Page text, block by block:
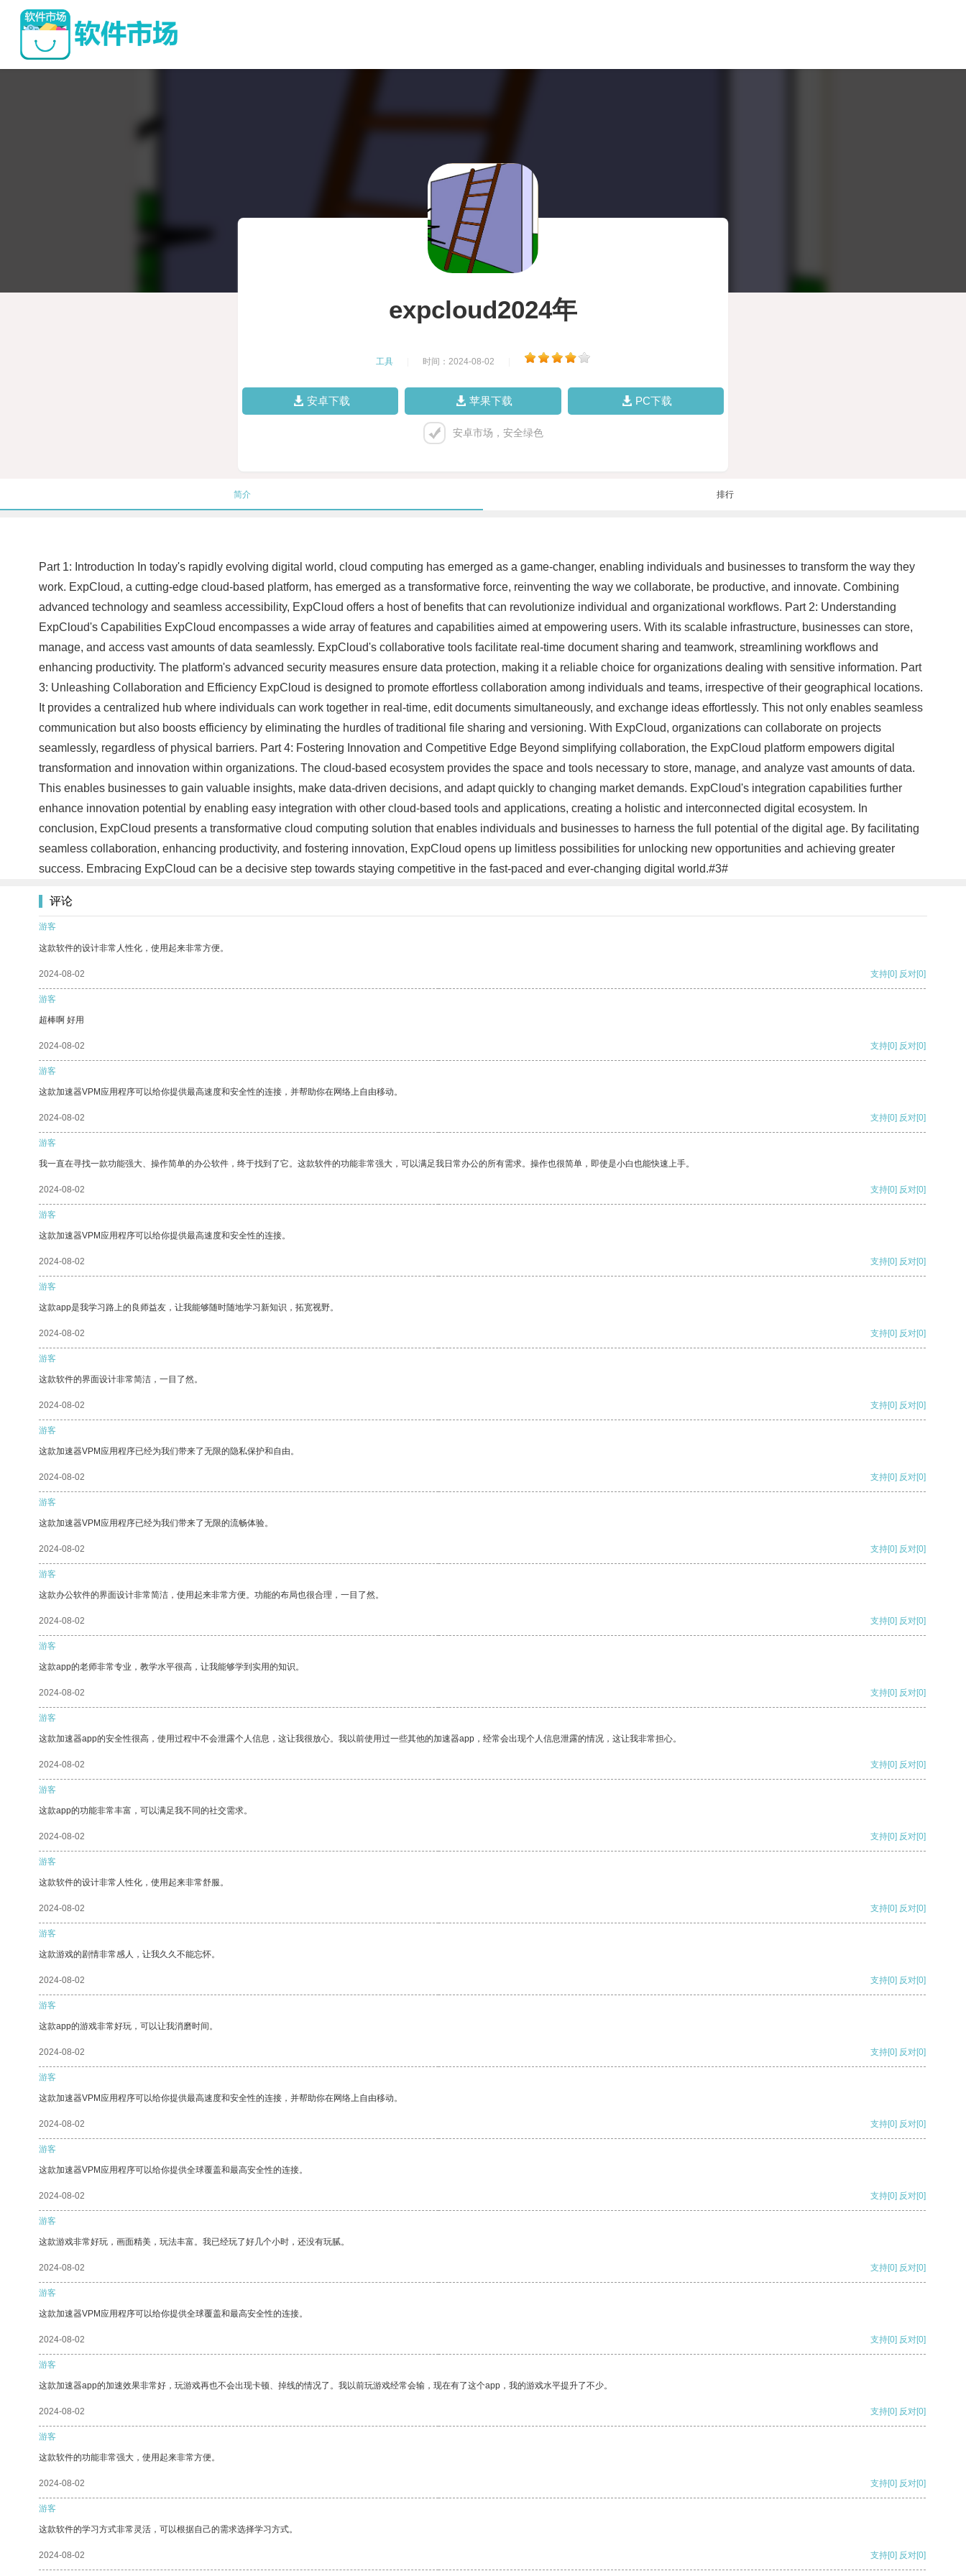
expcloud2024年
工具 时间：2024-08-02
安卓下载 苹果下载 PC下载
安卓市场，安全绿色
简介 排行
Part 1: Introduction In today's rapidly evolving digital world, cloud computing has emerged as a game-changer, enabling individuals and businesses to transform the way they
work. ExpCloud, a cutting-edge cloud-based platform, has emerged as a transformative force, reinventing the way we collaborate, be productive, and innovate. Combining
advanced technology and seamless accessibility, ExpCloud offers a host of benefits that can revolutionize individual and organizational workflows. Part 2: Understanding
ExpCloud's Capabilities ExpCloud encompasses a wide array of features and capabilities aimed at empowering users. With its scalable infrastructure, businesses can store,
manage, and access vast amounts of data seamlessly. ExpCloud's collaborative tools facilitate real-time document sharing and teamwork, streamlining workflows and
enhancing productivity. The platform's advanced security measures ensure data protection, making it a reliable choice for organizations dealing with sensitive information. Part
3: Unleashing Collaboration and Efficiency ExpCloud is designed to promote effortless collaboration among individuals and teams, irrespective of their geographical locations.
It provides a centralized hub where individuals can work together in real-time, edit documents simultaneously, and exchange ideas effortlessly. This not only enables seamless
communication but also boosts efficiency by eliminating the hurdles of traditional file sharing and versioning. With ExpCloud, organizations can collaborate on projects
seamlessly, regardless of physical barriers. Part 4: Fostering Innovation and Competitive Edge Beyond simplifying collaboration, the ExpCloud platform empowers digital
transformation and innovation within organizations. The cloud-based ecosystem provides the space and tools necessary to store, manage, and analyze vast amounts of data.
This enables businesses to gain valuable insights, make data-driven decisions, and adapt quickly to changing market demands. ExpCloud's integration capabilities further
enhance innovation potential by enabling easy integration with other cloud-based tools and applications, creating a holistic and interconnected digital ecosystem. In
conclusion, ExpCloud presents a transformative cloud computing solution that enables individuals and businesses to harness the full potential of the digital age. By facilitating
seamless collaboration, enhancing productivity, and fostering innovation, ExpCloud opens up limitless possibilities for unlocking new opportunities and achieving greater
success. Embracing ExpCloud can be a decisive step towards staying competitive in the fast-paced and ever-changing digital world.#3#
评论
游客
这款软件的设计非常人性化，使用起来非常方便。
2024-08-02 支持[0] 反对[0]
游客
超棒啊 好用
2024-08-02 支持[0] 反对[0]
游客
这款加速器VPM应用程序可以给你提供最高速度和安全性的连接，并帮助你在网络上自由移动。
2024-08-02 支持[0] 反对[0]
游客
我一直在寻找一款功能强大、操作简单的办公软件，终于找到了它。这款软件的功能非常强大，可以满足我日常办公的所有需求。操作也很简单，即使是小白也能快速上手。
2024-08-02 支持[0] 反对[0]
游客
这款加速器VPM应用程序可以给你提供最高速度和安全性的连接。
2024-08-02 支持[0] 反对[0]
游客
这款app是我学习路上的良师益友，让我能够随时随地学习新知识，拓宽视野。
2024-08-02 支持[0] 反对[0]
游客
这款软件的界面设计非常简洁，一目了然。
2024-08-02 支持[0] 反对[0]
游客
这款加速器VPM应用程序已经为我们带来了无限的隐私保护和自由。
2024-08-02 支持[0] 反对[0]
游客
这款加速器VPM应用程序已经为我们带来了无限的流畅体验。
2024-08-02 支持[0] 反对[0]
游客
这款办公软件的界面设计非常简洁，使用起来非常方便。功能的布局也很合理，一目了然。
2024-08-02 支持[0] 反对[0]
游客
这款app的老师非常专业，教学水平很高，让我能够学到实用的知识。
2024-08-02 支持[0] 反对[0]
游客
这款加速器app的安全性很高，使用过程中不会泄露个人信息，这让我很放心。我以前使用过一些其他的加速器app，经常会出现个人信息泄露的情况，这让我非常担心。
2024-08-02 支持[0] 反对[0]
游客
这款app的功能非常丰富，可以满足我不同的社交需求。
2024-08-02 支持[0] 反对[0]
游客
这款软件的设计非常人性化，使用起来非常舒服。
2024-08-02 支持[0] 反对[0]
游客
这款游戏的剧情非常感人，让我久久不能忘怀。
2024-08-02 支持[0] 反对[0]
游客
这款app的游戏非常好玩，可以让我消磨时间。
2024-08-02 支持[0] 反对[0]
游客
这款加速器VPM应用程序可以给你提供最高速度和安全性的连接，并帮助你在网络上自由移动。
2024-08-02 支持[0] 反对[0]
游客
这款加速器VPM应用程序可以给你提供全球覆盖和最高安全性的连接。
2024-08-02 支持[0] 反对[0]
游客
这款游戏非常好玩，画面精美，玩法丰富。我已经玩了好几个小时，还没有玩腻。
2024-08-02 支持[0] 反对[0]
游客
这款加速器VPM应用程序可以给你提供全球覆盖和最高安全性的连接。
2024-08-02 支持[0] 反对[0]
游客
这款加速器app的加速效果非常好，玩游戏再也不会出现卡顿、掉线的情况了。我以前玩游戏经常会输，现在有了这个app，我的游戏水平提升了不少。
2024-08-02 支持[0] 反对[0]
游客
这款软件的功能非常强大，使用起来非常方便。
2024-08-02 支持[0] 反对[0]
游客
这款软件的学习方式非常灵活，可以根据自己的需求选择学习方式。
2024-08-02 支持[0] 反对[0]